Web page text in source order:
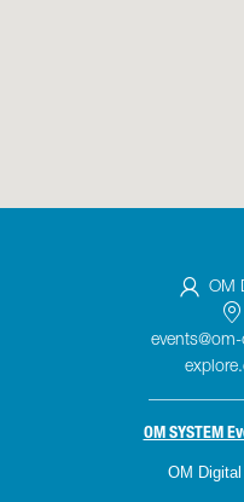
OM
OM SYSTEM
OM